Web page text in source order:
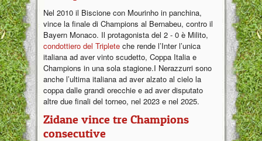
Nel 2010 il Biscione con Mourinho in panchina,
vince la finale di Champions al Bernabeu, contro il
Bayern Monaco. Il protagonista del 2 - 0 è Milito,
condottiero del Triplete che rende l’Inter l’unica
italiana ad aver vinto scudetto, Coppa Italia e
Champions in una sola stagione.I Nerazzurri sono
anche l’ultima italiana ad aver alzato al cielo la
coppa dalle grandi orecchie e ad aver disputato
altre due finali del torneo, nel 2023 e nel 2025.
Zidane vince tre Champions
consecutive